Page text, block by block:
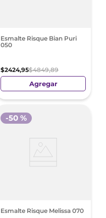
Esmalte Risque Bian Puri
050
$2424,95$4849,89
Agregar
Esmalte Risque Melissa 070
-50 %